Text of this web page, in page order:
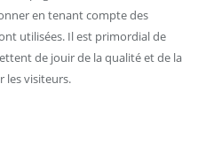
en tenant compte des
utilisées. Il est primordial de
de jouir de la qualité et de la
les visiteurs.